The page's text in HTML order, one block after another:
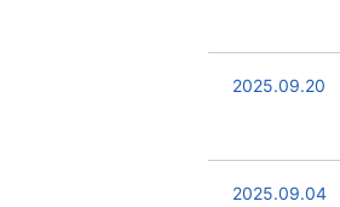
2025.09.20
2025.09.04